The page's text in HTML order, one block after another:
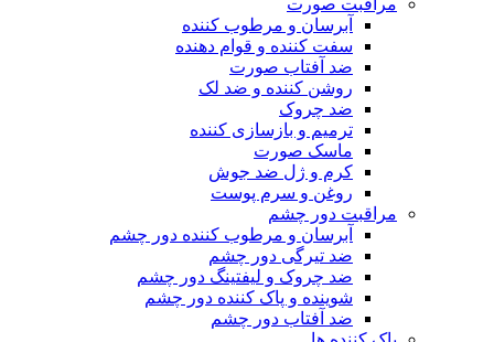
مراقبت صورت
آبرسان و مرطوب کننده
سفت کننده و قوام دهنده
ضد آفتاب صورت
روشن کننده و ضد لک
ضد چروک
ترمیم و بازسازی کننده
ماسک صورت
کرم و ژل ضد جوش
روغن و سرم پوست
مراقبت دور چشم
آبرسان و مرطوب کننده دور چشم
ضد تیرگی دور چشم
ضد چروک و لیفتینگ دور چشم
شوینده و پاک کننده دور چشم
ضد آفتاب دور چشم